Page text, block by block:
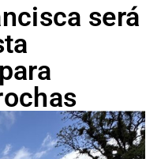
será